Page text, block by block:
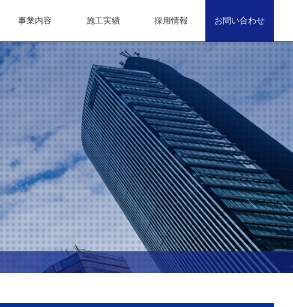
事業内容 施工実績 採用情報 お問い合わせ